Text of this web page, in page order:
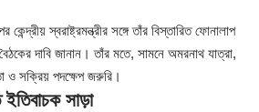
স্বরাষ্ট্রমন্ত্রীর সঙ্গে তাঁর বিস্তারিত ফোনালাপ
দাবি জানান। তাঁর মতে, সামনে অমরনাথ যাত্রা,
ও সক্রিয় পদক্ষেপ জরুরি।
ইতিবাচক সাড়া